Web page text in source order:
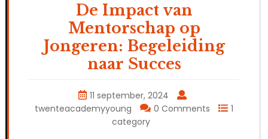
De Impact van
Mentorschap op
Jongeren: Begeleiding
naar Succes
11 september, 2024
twenteacademyyoung
0 Comments
1
category